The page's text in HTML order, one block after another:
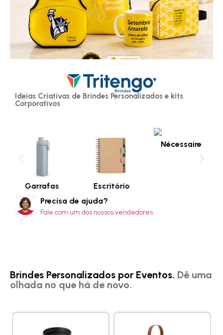
Ideias Criativas de Brindes Personalizados e kits
Corporativos
Garrafas Escritório
Nécessaire
Precisa de ajuda?
Fale com um dos nossos vendedores
Brindes Personalizados por Eventos. Dê uma
olhada no que há de novo.